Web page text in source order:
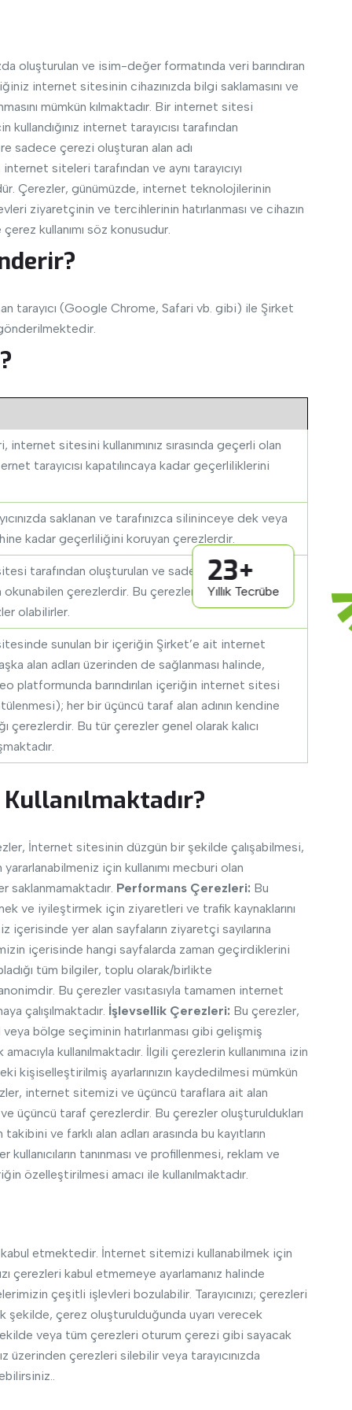
oluşturulan ve isim-değer formatında veri barındıran
internet sitesinin cihazınızda bilgi saklamasını ve
mümkün kılmaktadır. Bir internet sitesi
internet tarayıcısı tarafından
sadece çerezi oluşturan alan adı
siteleri tarafından ve aynı tarayıcıyı
Çerezler, günümüzde, internet teknolojilerinin
ziyaretçinin ve tercihlerinin hatırlanması ve cihazın
kullanımı söz konusudur.
tarayıcı (Google Chrome, Safari vb. gibi) ile Şirket
gönderilmektedir.
sitesini kullanımınız sırasında geçerli olan
tarayıcısı kapatılıncaya kadar geçerliliklerini
saklanan ve tarafınızca silininceye dek veya
kadar geçerliliğini koruyan çerezlerdir.
tarafından oluşturulan ve sadece bu internet
çerezlerdir. Bu çerezler oturum çerezleri
olabilirler.
sunulan bir içeriğin Şirket’e ait internet
alan adları üzerinden de sağlanması halinde,
platformunda barındırılan içeriğin internet sitesi
her bir üçüncü taraf alan adının kendine
çerezlerdir. Bu tür çerezler genel olarak kalıcı
İnternet sitesinin düzgün bir şekilde çalışabilmesi,
için kullanımı mecburi olan
saklanmamaktadır. Performans Çerezleri: Bu
ve iyileştirmek için ziyaretleri ve trafik kaynaklarını
yer alan sayfaların ziyaretçi sayılarına
içerisinde hangi sayfalarda zaman geçirdiklerini
tüm bilgiler, toplu olarak/birlikte
Bu çerezler vasıtasıyla tamamen internet
çalışılmaktadır. İşlevsellik Çerezleri: Bu çerezler,
bölge seçiminin hatırlanması gibi gelişmiş
kullanılmaktadır. İlgili çerezlerin kullanımına izin
kişiselleştirilmiş ayarlarınızın kaydedilmesi mümkün
internet sitemizi ve üçüncü taraflara ait alan
üçüncü taraf çerezlerdir. Bu çerezler oluşturuldukları
ve farklı alan adları arasında bu kayıtların
tanınması ve profillenmesi, reklam ve
özelleştirilmesi amacı ile kullanılmaktadır.
etmektedir. İnternet sitemizi kullanabilmek için
çerezleri kabul etmemeye ayarlamanız halinde
çeşitli işlevleri bozulabilir. Tarayıcınızı; çerezleri
çerez oluşturulduğunda uyarı verecek
veya tüm çerezleri oturum çerezi gibi sayacak
üzerinden çerezleri silebilir veya tarayıcınızda
23+
Yıllık Tecrübe